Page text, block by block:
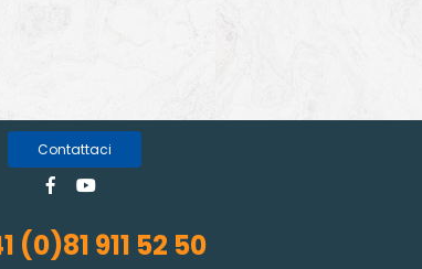
Contattaci
(0)81 911 52 50